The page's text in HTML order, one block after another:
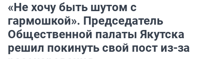
«Не хочу быть шутом с
гармошкой». Председатель
Общественной палаты Якутска
решил покинуть свой пост из-за